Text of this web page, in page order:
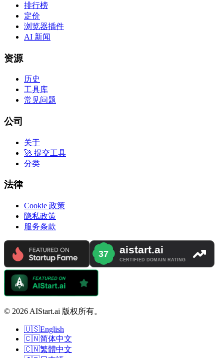
排行榜
定价
浏览器插件
AI 新闻
资源
历史
工具库
常见问题
公司
关于
🚀 提交工具
分类
法律
Cookie 政策
隐私政策
服务条款
© 2026 AIStart.ai 版权所有。
🇺🇸English
🇨🇳简体中文
🇨🇳繁體中文